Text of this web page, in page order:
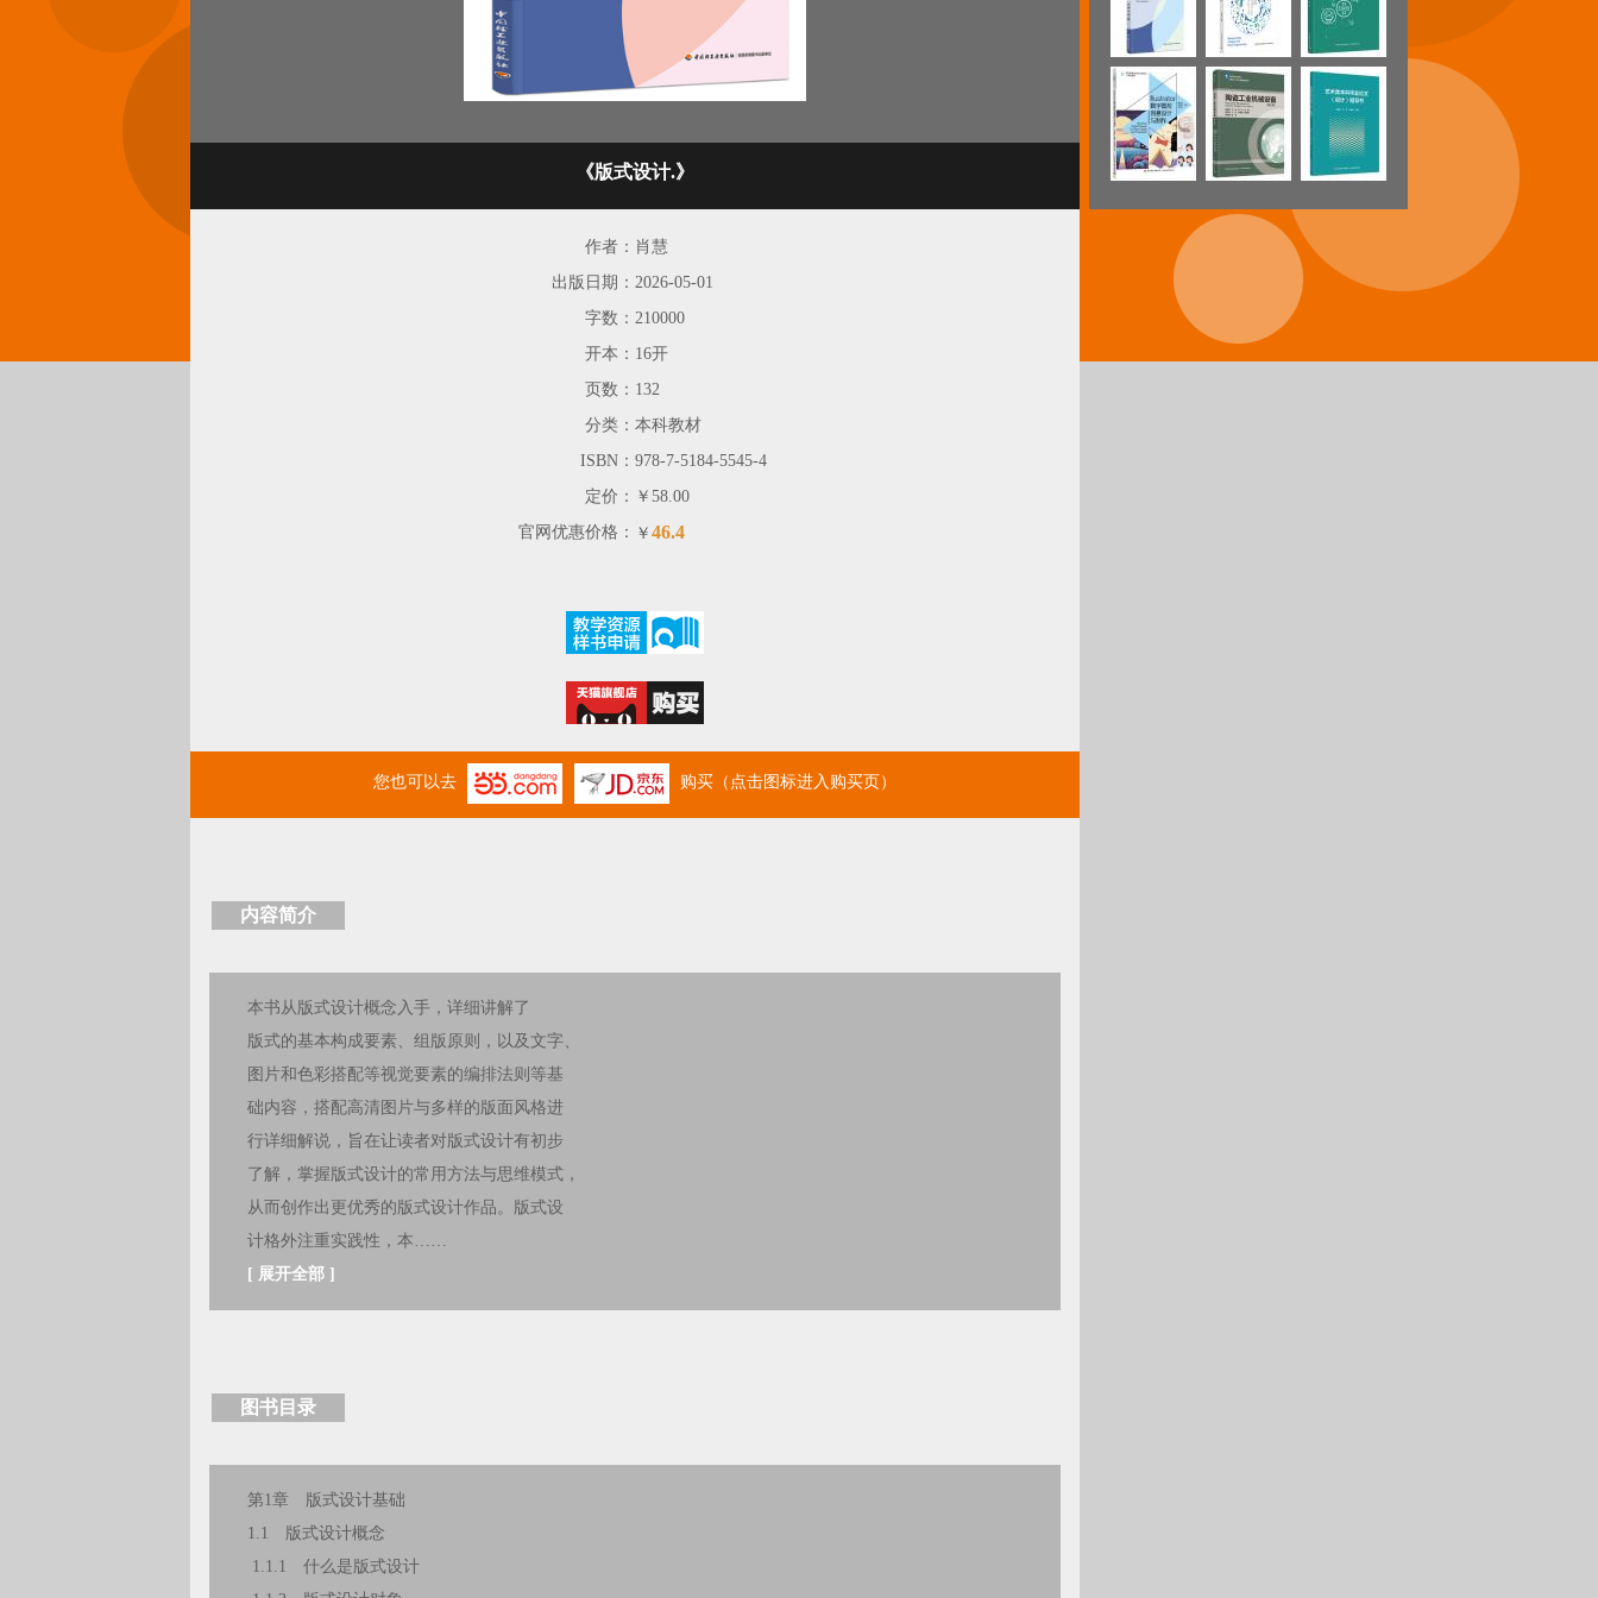
《版式设计.》
作者： 肖慧
出版日期： 2026-05-01
字数： 210000
开本： 16开
页数： 132
分类： 本科教材
ISBN： 978-7-5184-5545-4
定价： ￥58.00
官网优惠价格： ￥ 46.4
您也可以去 购买（点击图标进入购买页）
内容简介
本书从版式设计概念入手，详细讲解了
版式的基本构成要素、组版原则，以及文字、
图片和色彩搭配等视觉要素的编排法则等基
础内容，搭配高清图片与多样的版面风格进
行详细解说，旨在让读者对版式设计有初步
了解，掌握版式设计的常用方法与思维模式，
从而创作出更优秀的版式设计作品。版式设
计格外注重实践性，本……
[ 展开全部 ]
图书目录
第1章 版式设计基础
1.1 版式设计概念
1.1.1 什么是版式设计